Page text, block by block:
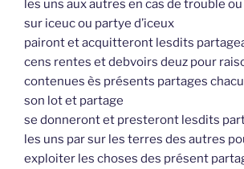
les uns aux autres en cas de trouble
sur iceuc ou partye d’iceux
pairont et acquitteront lesdits
cens rentes et debvoirs deuz pour
contenues ès présents partages
son lot et partage
se donneront et presteront lesdits
les uns par sur les terres des autres
exploiter les choses des présent